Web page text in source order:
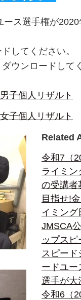
ス選手権が
してください。
ウンロードして
子個人リザルト
子個人リザルト
Related
令和7（
ライミ
の受講者
目指せ!
イミン
JMSCA
ップス
スピー
ードユー
選手が大
令和6（